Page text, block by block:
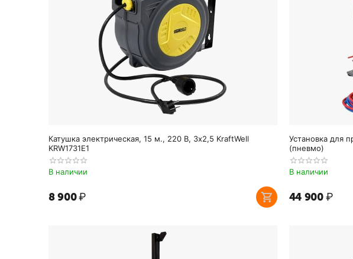
Катушка электрическая, 15 м., 220 В, 3х2,5 KraftWell
KRW1731E1
В наличии
8 900₽
Установка для
(пневмо)
В наличии
44 900 ₽